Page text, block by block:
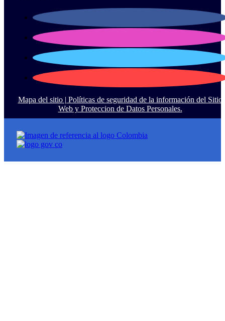
Mapa del sitio | Políticas de seguridad de la información del Sitio
Web y Proteccion de Datos Personales.